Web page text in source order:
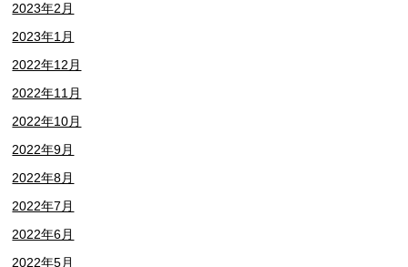
2023年2月
2023年1月
2022年12月
2022年11月
2022年10月
2022年9月
2022年8月
2022年7月
2022年6月
2022年5月